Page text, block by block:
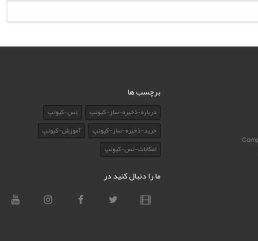
برچسب ها
درباره-ذخیره-ساز-کیونپ
نس-کیونپ
خرید-ذخیره-ساز-کیونپ
آموزش-کیونپ
امکانات-نس-کیونپ
ما را دنبال کنید در